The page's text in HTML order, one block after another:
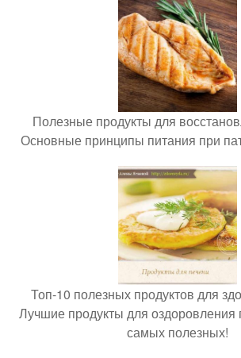
Полезные продукты для
Основные принципы питания при
Топ-10 полезных продуктов для
Лучшие продукты для
самых полезных!